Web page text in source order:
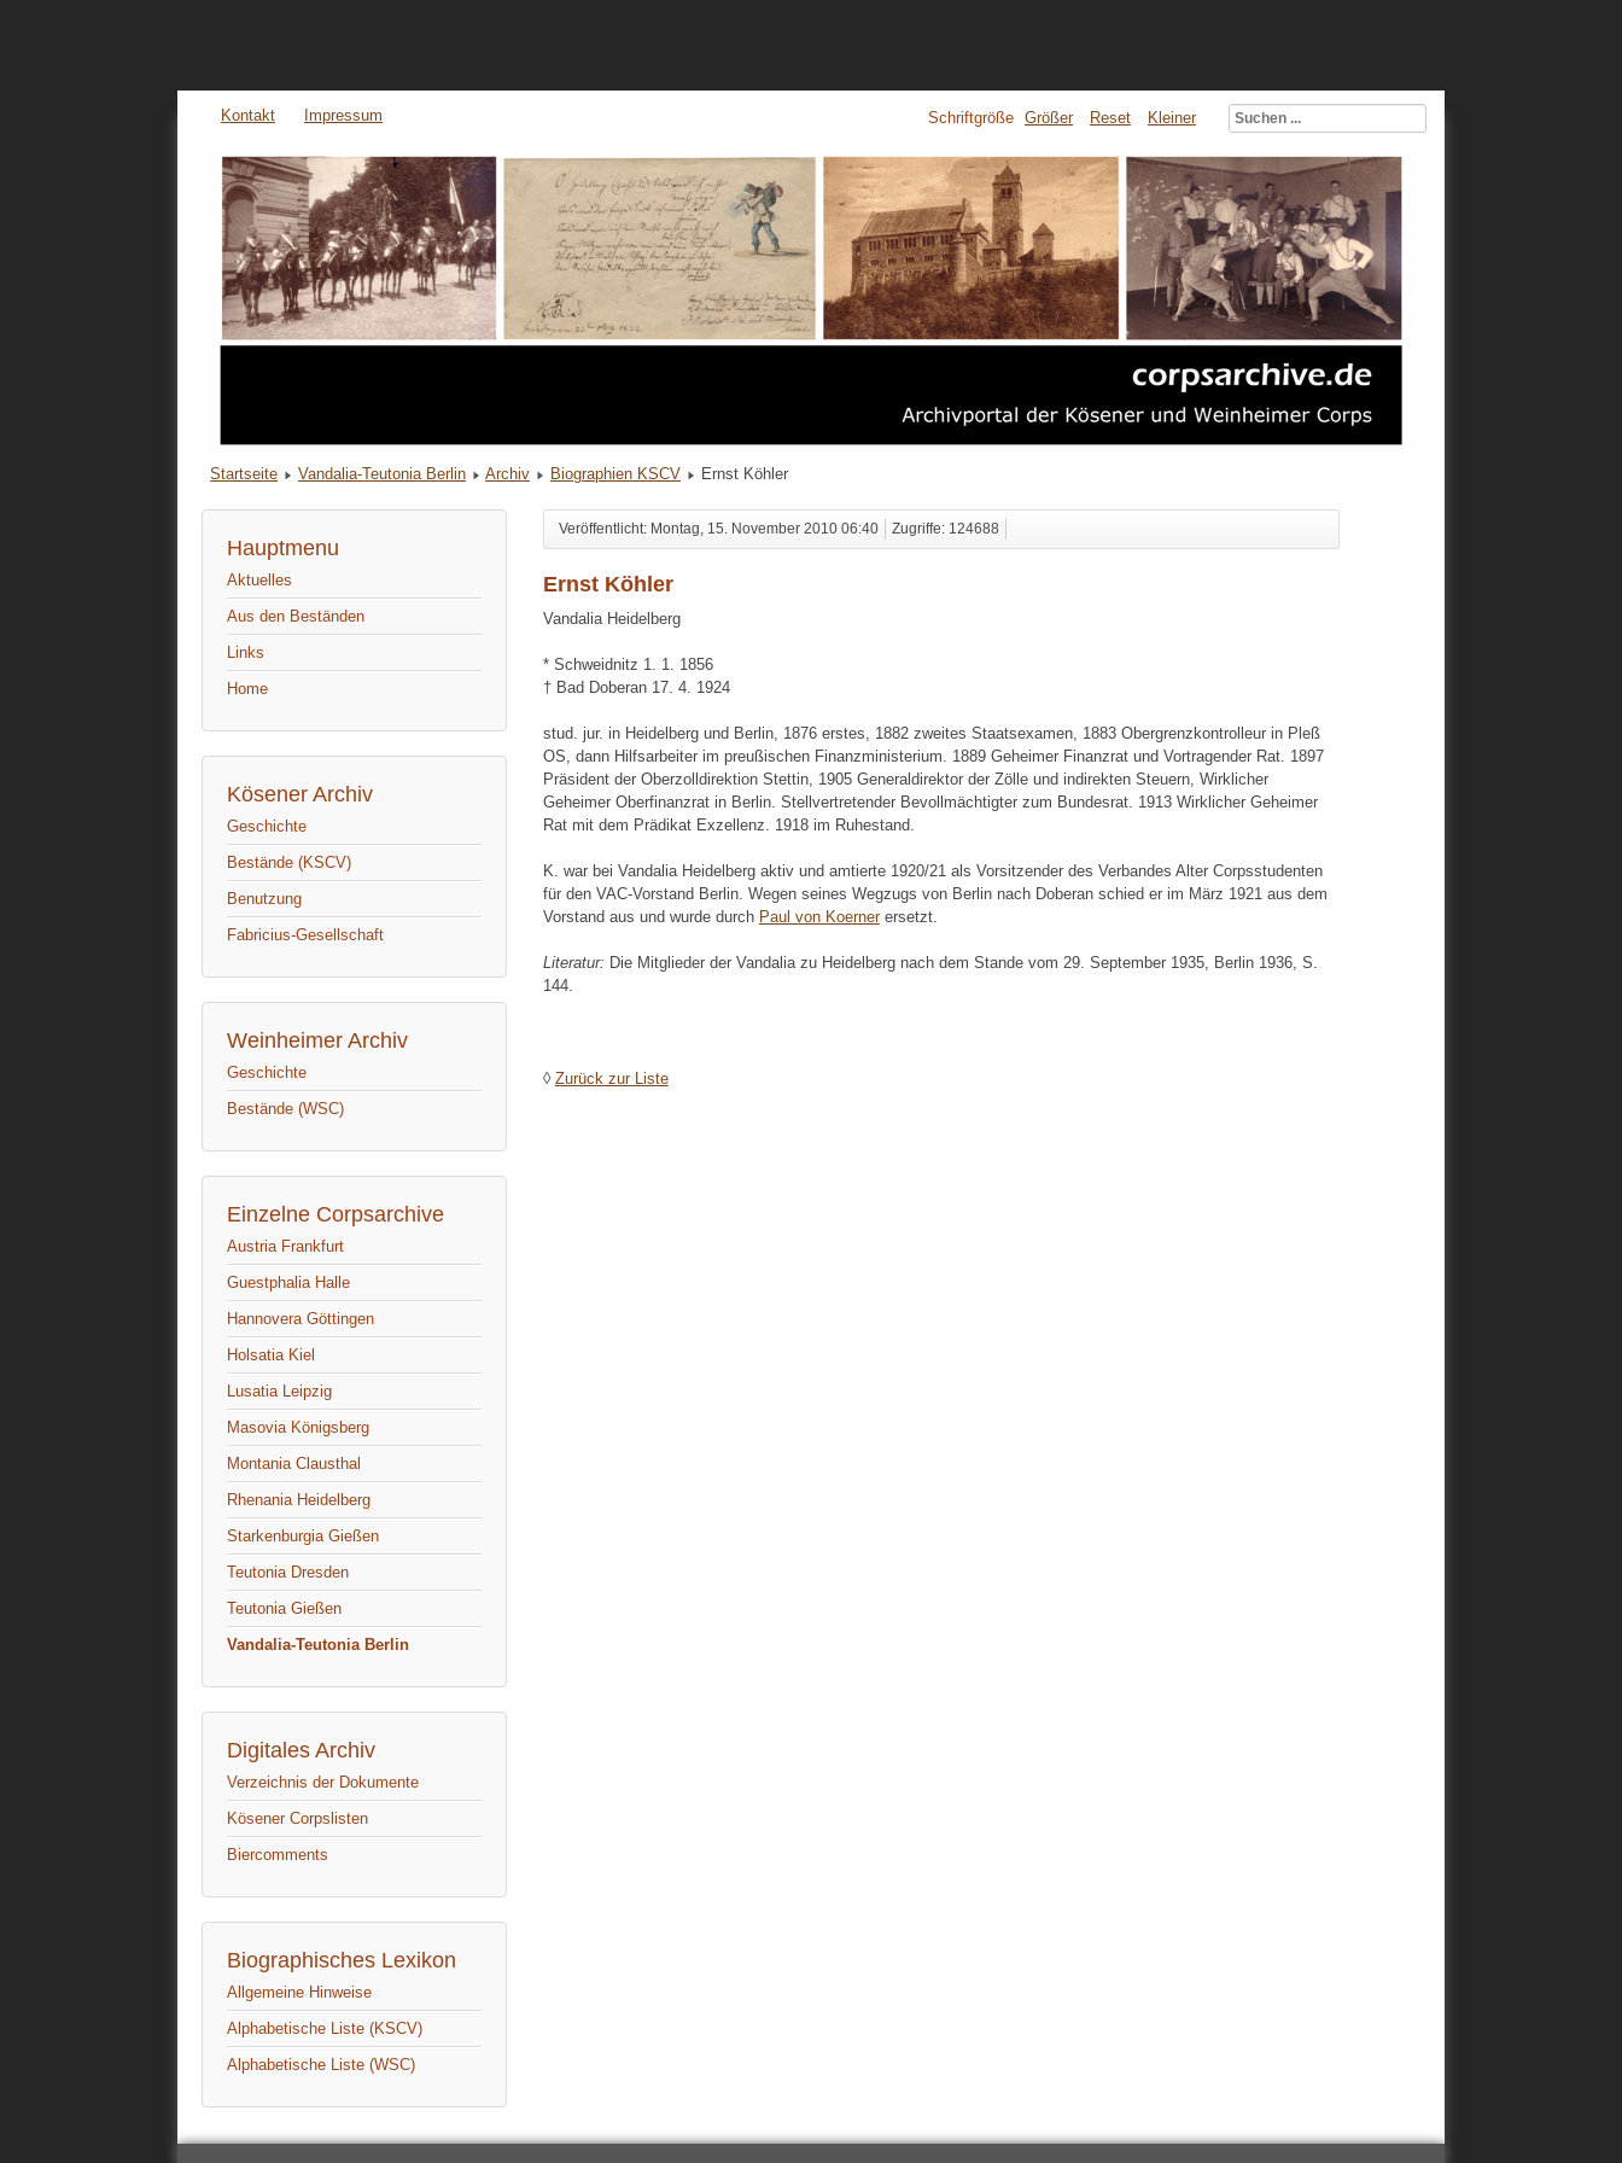
Kontakt Impressum Schriftgröße Größer Reset Kleiner
Startseite Vandalia-Teutonia Berlin Archiv Biographien KSCV Ernst Köhler
Hauptmenu
Aktuelles
Aus den Beständen
Links
Home
Kösener Archiv
Geschichte
Bestände (KSCV)
Benutzung
Fabricius-Gesellschaft
Weinheimer Archiv
Geschichte
Bestände (WSC)
Einzelne Corpsarchive
Austria Frankfurt
Guestphalia Halle
Hannovera Göttingen
Holsatia Kiel
Lusatia Leipzig
Masovia Königsberg
Montania Clausthal
Rhenania Heidelberg
Starkenburgia Gießen
Teutonia Dresden
Teutonia Gießen
Vandalia-Teutonia Berlin
Digitales Archiv
Verzeichnis der Dokumente
Kösener Corpslisten
Biercomments
Biographisches Lexikon
Allgemeine Hinweise
Alphabetische Liste (KSCV)
Alphabetische Liste (WSC)
Veröffentlicht: Montag, 15. November 2010 06:40 Zugriffe: 124688
Ernst Köhler
Vandalia Heidelberg
* Schweidnitz 1. 1. 1856
† Bad Doberan 17. 4. 1924
stud. jur. in Heidelberg und Berlin, 1876 erstes, 1882 zweites Staatsexamen, 1883 Obergrenzkontrolleur in Pleß
OS, dann Hilfsarbeiter im preußischen Finanzministerium. 1889 Geheimer Finanzrat und Vortragender Rat. 1897
Präsident der Oberzolldirektion Stettin, 1905 Generaldirektor der Zölle und indirekten Steuern, Wirklicher
Geheimer Oberfinanzrat in Berlin. Stellvertretender Bevollmächtigter zum Bundesrat. 1913 Wirklicher Geheimer
Rat mit dem Prädikat Exzellenz. 1918 im Ruhestand.
K. war bei Vandalia Heidelberg aktiv und amtierte 1920/21 als Vorsitzender des Verbandes Alter Corpsstudenten
für den VAC-Vorstand Berlin. Wegen seines Wegzugs von Berlin nach Doberan schied er im März 1921 aus dem
Vorstand aus und wurde durch Paul von Koernerersetzt.
Literatur: Die Mitglieder der Vandalia zu Heidelberg nach dem Stande vom 29. September 1935, Berlin 1936, S.
144.
◊ Zurück zur Liste